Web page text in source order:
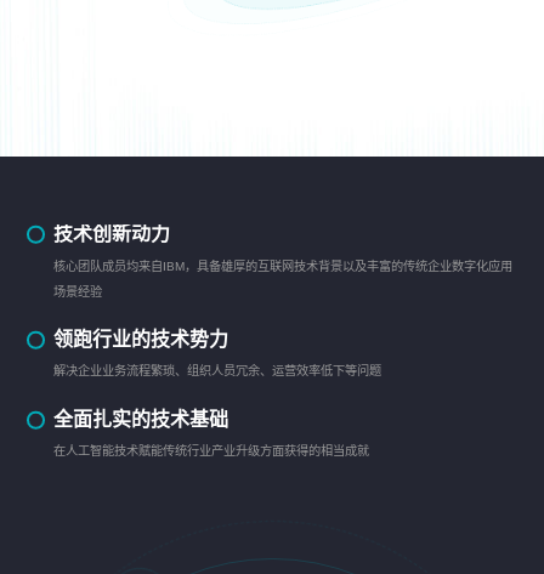
技术创新动力
核心团队成员均来自IBM，具备雄厚的互联网技术背景以及丰富的传统企业数字化应用
场景经验
领跑行业的技术势力
解决企业业务流程繁琐、组织人员冗余、运营效率低下等问题
全面扎实的技术基础
在人工智能技术赋能传统行业产业升级方面获得的相当成就